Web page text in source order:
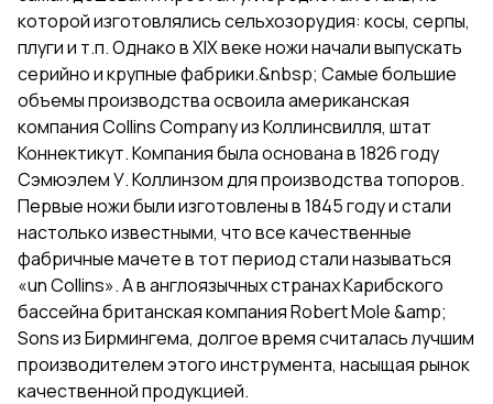
которой изготовлялись сельхозорудия: косы, серпы,
плуги и т.п. Однако в XIX веке ножи начали выпускать
серийно и крупные фабрики.&nbsp; Самые большие
объемы производства освоила американская
компания Collins Company из Коллинсвилля, штат
Коннектикут. Компания была основана в 1826 году
Сэмюэлем У. Коллинзом для производства топоров.
Первые ножи были изготовлены в 1845 году и стали
настолько известными, что все качественные
фабричные мачете в тот период стали называться
«un Collins». А в англоязычных странах Карибского
бассейна британская компания Robert Mole &amp;
Sons из Бирмингема, долгое время считалась лучшим
производителем этого инструмента, насыщая рынок
качественной продукцией.